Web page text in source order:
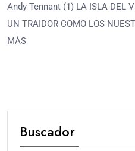
Andy Tennant (1) LA ISLA DEL
UN TRAIDOR COMO LOS
MÁS
Buscador